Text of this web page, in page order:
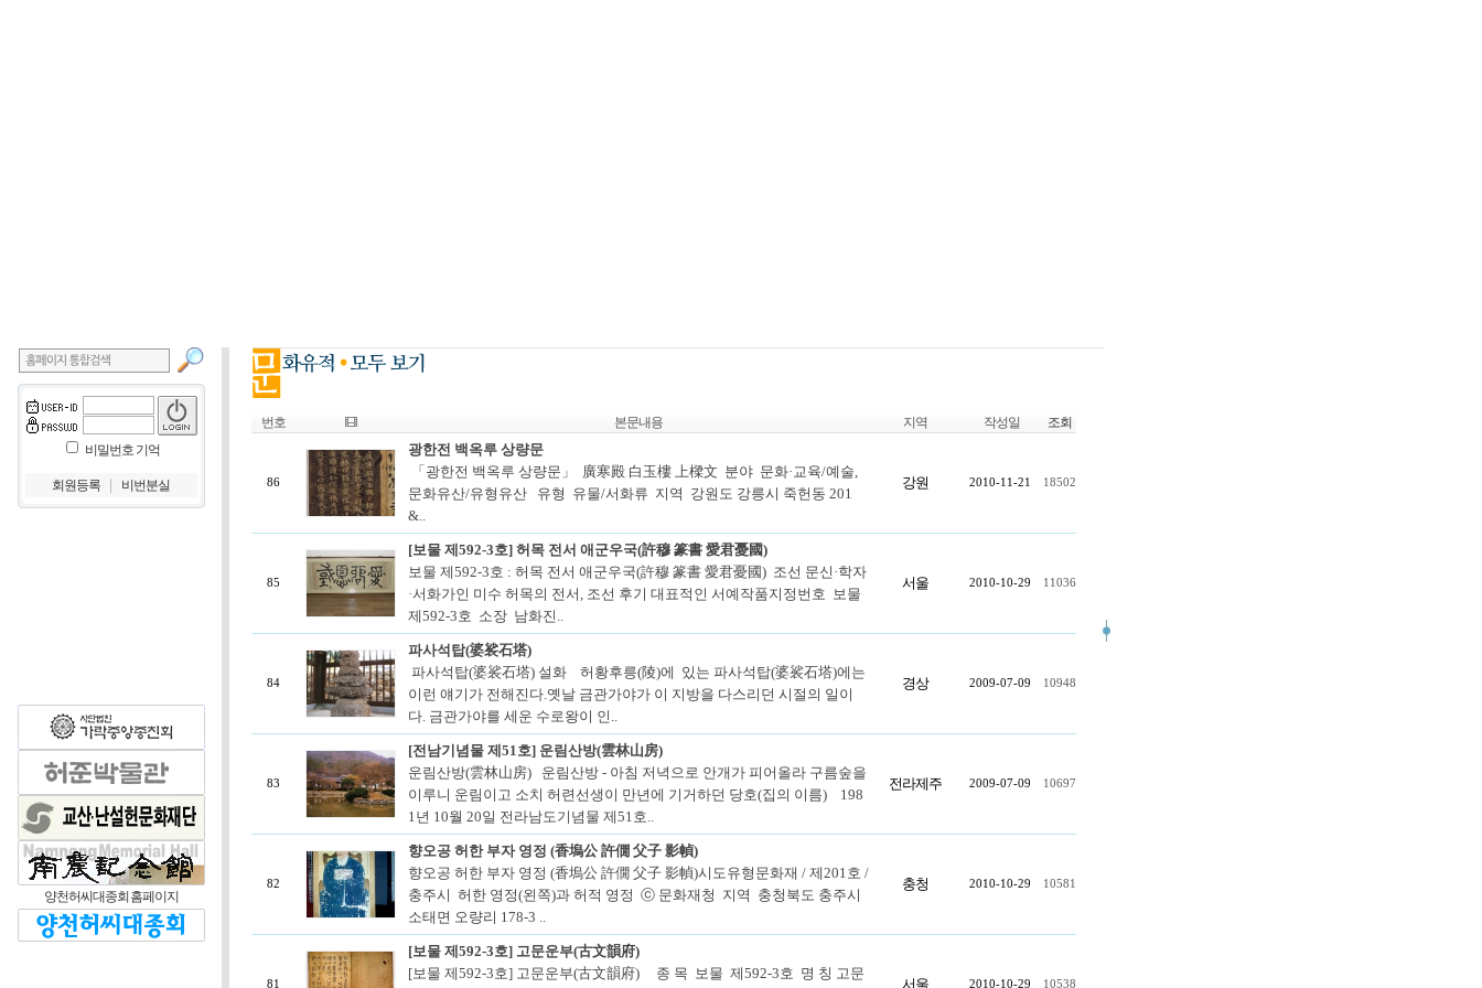
비밀번호 기억
회원등록 비번분실
양천허씨대종회 홈페이지
번호 본문내용 지역 작성일 조회
86
광한전 백옥루 상량문
「광한전 백옥루 상량문」 廣寒殿 白玉樓 上樑文 분야 문화·교육/예술,
문화유산/유형유산 유형 유물/서화류 지역 강원도 강릉시 죽헌동 201
&..
강원 2010-11-21 18502
85
[보물 제592-3호] 허목 전서 애군우국(許穆 篆書 愛君憂國)
보물 제592-3호 : 허목 전서 애군우국(許穆 篆書 愛君憂國) 조선 문신·학자
·서화가인 미수 허목의 전서, 조선 후기 대표적인 서예작품지정번호 보물
제592-3호 소장 남화진..
서울 2010-10-29 11036
84
파사석탑(婆裟石塔)
파사석탑(婆裟石塔) 설화 허황후릉(陵)에 있는 파사석탑(婆裟石塔)에는
이런 얘기가 전해진다.옛날 금관가야가 이 지방을 다스리던 시절의 일이
다. 금관가야를 세운 수로왕이 인..
경상 2009-07-09 10948
83
[전남기념물 제51호] 운림산방(雲林山房)
운림산방(雲林山房) 운림산방 - 아침 저녁으로 안개가 피어올라 구름숲을
이루니 운림이고 소치 허련선생이 만년에 기거하던 당호(집의 이름) 198
1년 10월 20일 전라남도기념물 제51호..
전라제주 2009-07-09 10697
82
향오공 허한 부자 영정 (香塢公 許僩 父子 影幀)
향오공 허한 부자 영정 (香塢公 許僩 父子 影幀)시도유형문화재 / 제201호 /
충주시 허한 영정(왼쪽)과 허적 영정 ⓒ 문화재청 지역 충청북도 충주시
소태면 오량리 178-3 ..
충청 2010-10-29 10581
81
[보물 제592-3호] 고문운부(古文韻府)
[보물 제592-3호] 고문운부(古文韻府) 종 목 보물 제592-3호 명 칭 고문
서울 2010-10-29 10538